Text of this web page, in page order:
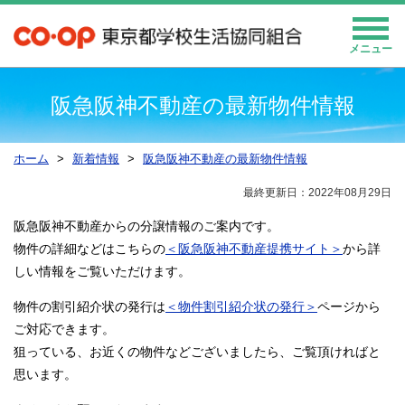
メニュー
阪急阪神不動産の最新物件情報
ホーム 新着情報 阪急阪神不動産の最新物件情報
最終更新日：2022年08月29日
阪急阪神不動産からの分譲情報のご案内です。
物件の詳細などはこちらの＜阪急阪神不動産提携サイト＞から詳
しい情報をご覧いただけます。
物件の割引紹介状の発行は ＜物件割引紹介状の発行＞ページから
ご対応できます。
狙っている、お近くの物件などございましたら、ご覧頂ければと
思います。